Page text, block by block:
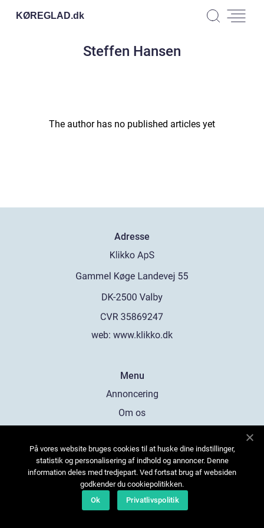
KØREGLAD.dk
Steffen Hansen
The author has no published articles yet
Adresse
web: www.klikko.dk
Menu
Annoncering
Om os
Kontakt os
Sitemap
På vores website bruges cookies til at huske dine indstillinger,
statistik og personalisering af indhold og annoncer. Denne
information deles med tredjepart. Ved fortsat brug af websiden
godkender du cookiepolitikken.
Ok
Privatlivspolitik